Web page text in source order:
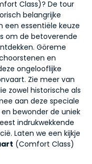
Class)? De tour
belangrijke
een essentiële keuze
om de betoverende
Göreme
en
ongelooflijke
Zie meer van
zowel historische als
aan deze speciale
bewonder de uniek
indrukwekkende
Laten we een kijkje
(Comfort Class)